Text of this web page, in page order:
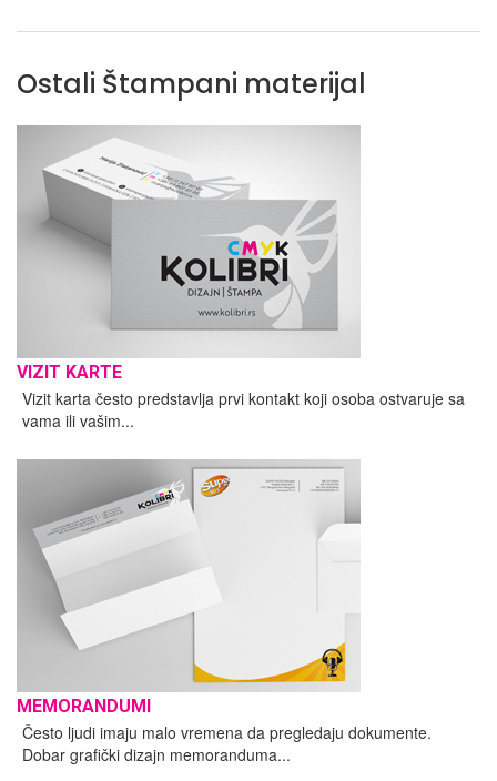
Ostali Štampani materijal
VIZIT KARTE
Vizit karta često predstavlja prvi kontakt koji osoba ostvaruje sa
vama ili vašim...
MEMORANDUMI
Često ljudi imaju malo vremena da pregledaju dokumente.
Dobar grafički dizajn memoranduma...